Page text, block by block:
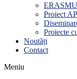
Proiect
Proiecte
Noutăți
Contact
Meniu